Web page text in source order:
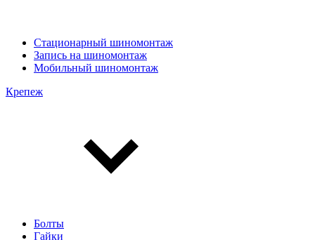
Стационарный шиномонтаж
Запись на шиномонтаж
Мобильный шиномонтаж
Крепеж
Болты
Гайки